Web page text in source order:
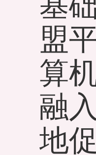
盟
算
融
地